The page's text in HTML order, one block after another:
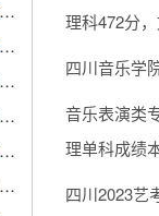
理科472分
四川音乐学
音乐表演类
理单科成绩
四川2023艺